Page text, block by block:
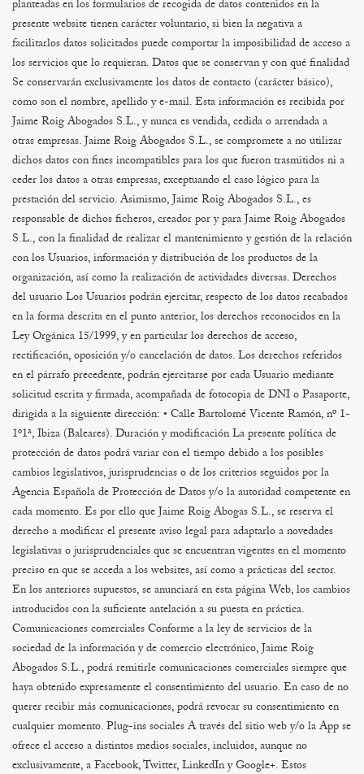
planteadas en los formularios de recogida de datos contenidos en la
presente website tienen carácter voluntario, si bien la negativa a
facilitarlos datos solicitados puede comportar la imposibilidad de acceso a
los servicios que lo requieran. Datos que se conservan y con qué finalidad
Se conservarán exclusivamente los datos de contacto (carácter básico),
como son el nombre, apellido y e-mail. Esta información es recibida por
Jaime Roig Abogados S.L., y nunca es vendida, cedida o arrendada a
otras empresas. Jaime Roig Abogados S.L., se compromete a no utilizar
dichos datos con fines incompatibles para los que fueron trasmitidos ni a
ceder los datos a otras empresas, exceptuando el caso lógico para la
prestación del servicio. Asimismo, Jaime Roig Abogados S.L., es
responsable de dichos ficheros, creador por y para Jaime Roig Abogados
S.L., con la finalidad de realizar el mantenimiento y gestión de la relación
con los Usuarios, información y distribución de los productos de la
organización, así como la realización de actividades diversas. Derechos
del usuario Los Usuarios podrán ejercitar, respecto de los datos recabados
en la forma descrita en el punto anterior, los derechos reconocidos en la
Ley Orgánica 15/1999, y en particular los derechos de acceso,
rectificación, oposición y/o cancelación de datos. Los derechos referidos
en el párrafo precedente, podrán ejercitarse por cada Usuario mediante
solicitud escrita y firmada, acompañada de fotocopia de DNI o Pasaporte,
dirigida a la siguiente dirección: • Calle Bartolomé Vicente Ramón, nº 1-
1º1ª, Ibiza (Baleares). Duración y modificaciónLa presente política de
protección de datos podrá variar con el tiempo debido a los posibles
cambios legislativos, jurisprudencias o de los criterios seguidos por la
Agencia Española de Protección de Datos y/o la autoridad competente en
cada momento. Es por ello que Jaime Roig Abogas S.L., se reserva el
derecho a modificar el presente aviso legal para adaptarlo a novedades
legislativas o jurisprudenciales que se encuentran vigentes en el momento
preciso en que se acceda a los websites, así como a prácticas del sector.
En los anteriores supuestos, se anunciará en esta página Web, los cambios
introducidos con la suficiente antelación a su puesta en práctica.
Comunicaciones comerciales Conforme a la ley de servicios de la
sociedad de la información y de comercio electrónico, Jaime Roig
Abogados S.L., podrá remitirle comunicaciones comerciales siempre que
haya obtenido expresamente el consentimiento del usuario. En caso de no
querer recibir más comunicaciones, podrá revocar su consentimiento en
cualquier momento. Plug-ins sociales A través del sitio web y/o la App se
ofrece el acceso a distintos medios sociales, incluidos, aunque no
exclusivamente, a Facebook, Twitter, LinkedIn y Google+. Estos